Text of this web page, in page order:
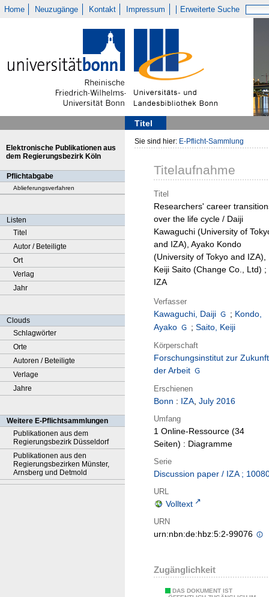
Home Neuzugänge Kontakt Impressum Erweiterte Suche
Titel
Elektronische Publikationen aus
dem Regierungsbezirk Köln
Pflichtabgabe
Ablieferungsverfahren
Listen
Titel
Autor / Beteiligte
Ort
Verlag
Jahr
Clouds
Schlagwörter
Orte
Autoren / Beteiligte
Verlage
Jahre
Weitere E-Pflichtsammlungen
Publikationen aus dem
Regierungsbezirk Düsseldorf
Publikationen aus den
Regierungsbezirken Münster,
Arnsberg und Detmold
Sie sind hier: E-Pflicht-Sammlung
Titelaufnahme
Titel
Researchers' career
over the life cycle / Daiji
Kawaguchi (University of
and IZA), Ayako Kondo
(University of Tokyo and IZA),
Keiji Saito (Change Co., Ltd) ;
IZA
Verfasser
Kawaguchi, Daiji ; Kondo,
Ayako
; Saito, Keiji
Körperschaft
Forschungsinstitut zur Zukunft
der Arbeit
Erschienen
Bonn : IZA, July 2016
Umfang
1 Online-Ressource (34
Seiten) : Diagramme
Serie
Discussion paper / IZA ;
URL
Volltext
URN
urn:nbn:de:hbz:5:2-99076
Zugänglichkeit
DAS DOKUMENT IST